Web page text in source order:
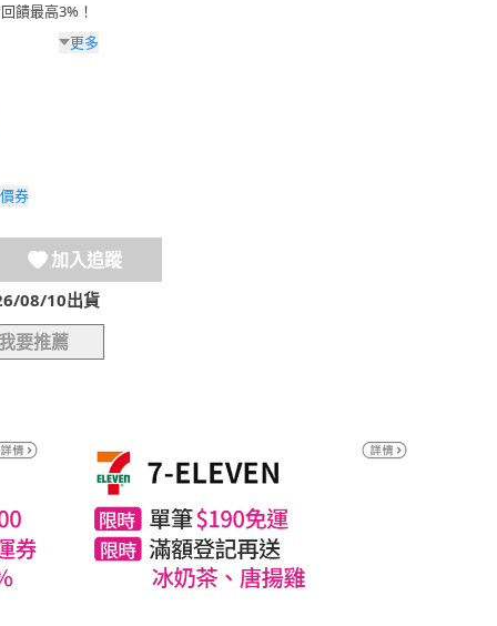
饋最高3%！
更多
券
加入追蹤
08/10出貨
我要推薦